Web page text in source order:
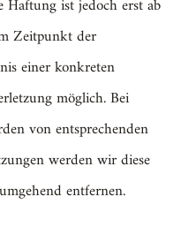
Zeitpunkt der
einer konkreten
möglich. Bei
von entsprechenden
werden wir diese
entfernen.